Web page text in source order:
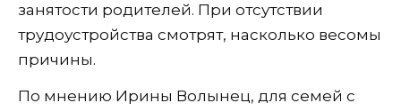
занятости родителей. При отсутствии
трудоустройства смотрят, насколько весомы
причины.
По мнению Ирины Волынец, для семей с